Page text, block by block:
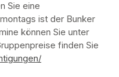
Sie eine
ist der Bunker
können Sie unter
finden Sie